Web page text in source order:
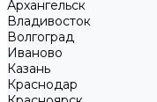
Архангельск
Владивосток
Волгоград
Иваново
Казань
Краснодар